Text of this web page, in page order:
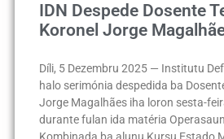
IDN Despede Dosente
Koronel Jorge
Díli, 5 Dezembru 2025 — Institutu
halo serimónia despedida ba
Jorge Magalhães iha loron sesta-
durante fulan ida matéria